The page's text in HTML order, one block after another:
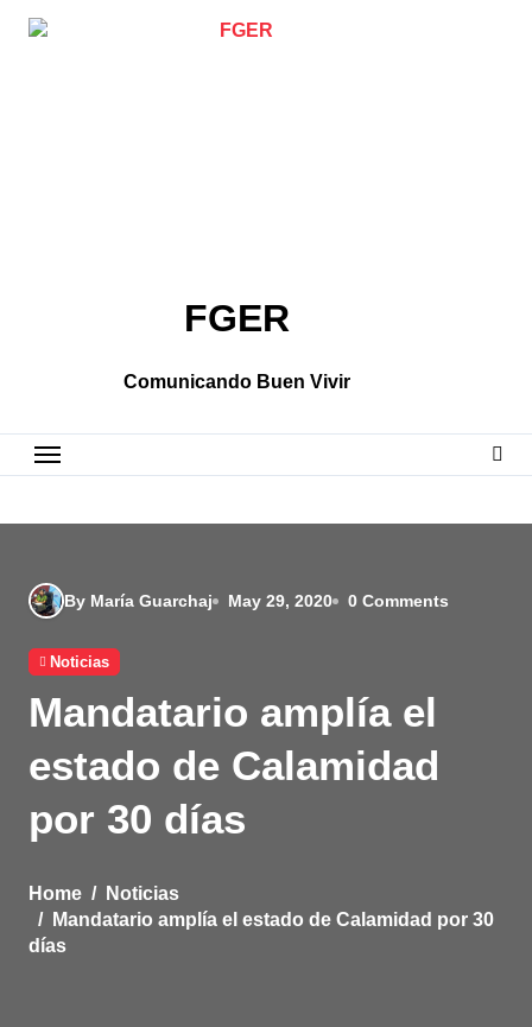
FGER
Comunicando Buen Vivir
By María Guarchaj May 29, 2020 0 Comments
Noticias
Mandatario amplía el
estado de Calamidad
por 30 días
Home
Noticias
Mandatario amplía el estado de Calamidad por 30
días